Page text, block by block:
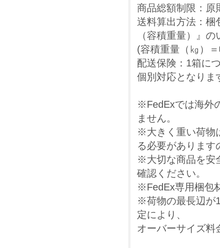
商品総額制限：原
送料算出方法：梱
（容積重量）』
(容積重量（㎏）
配送保険：1箱に
個別対応となりま
※FedExでは海外
ません。
※大きく重い荷物
る必要があります
※大切な商品を安
確認ください。
※FedEx専用梱包
※荷物の最長辺が
定により、
オーバーサイズ料